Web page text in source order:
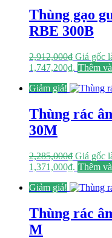
Thùng gạo
RBE 300B
2,912,000₫ Giá gốc
1,747,200₫. Thêm
Giảm giá!
Thùng rác
30M
2,285,000₫ Giá gốc
1,371,000₫. Thêm
Giảm giá!
Thùng rác
M